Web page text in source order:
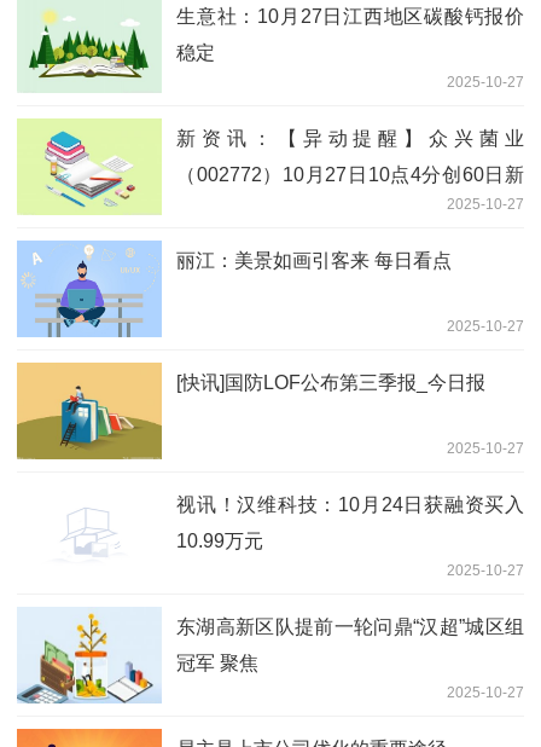
生意社：10月27日江西地区碳酸钙报价
稳定
2025-10-27
新资讯：【异动提醒】众兴菌业
（002772）10月27日10点4分创60日新
2025-10-27
丽江：美景如画引客来 每日看点
2025-10-27
[快讯]国防LOF公布第三季报_今日报
2025-10-27
视讯！汉维科技：10月24日获融资买入
10.99万元
2025-10-27
东湖高新区队提前一轮问鼎“汉超”城区组
冠军 聚焦
2025-10-27